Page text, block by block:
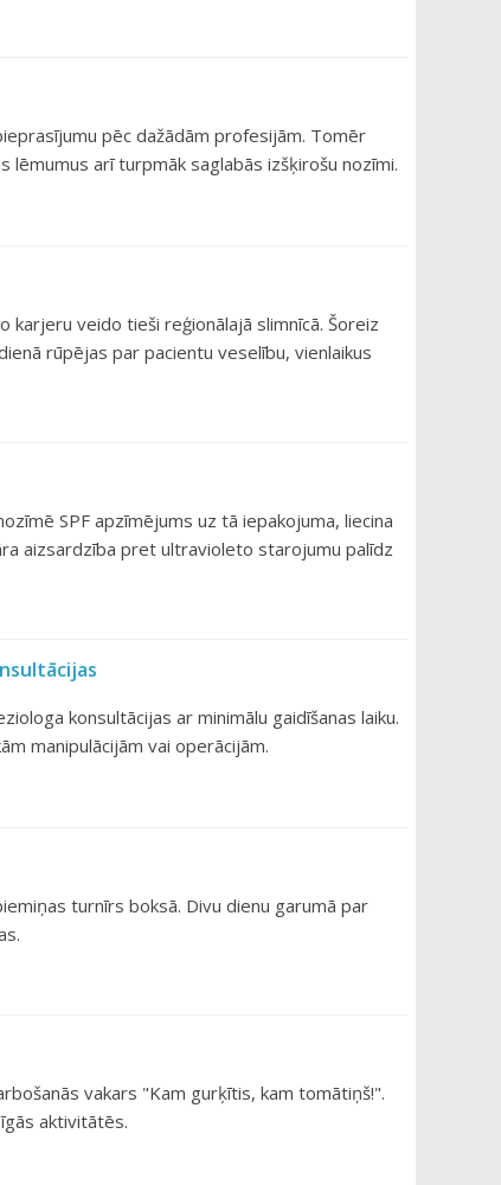
pēc dažādām profesijām. Tomēr
arī turpmāk saglabās izšķirošu nozīmi.
karjeru veido tieši reģionālajā slimnīcā. Šoreiz
rūpējas par pacientu veselību, vienlaikus
SPF apzīmējums uz tā iepakojuma, liecina
aizsardzība pret ultravioleto starojumu palīdz
konsultācijas ar minimālu gaidīšanas laiku.
manipulācijām vai operācijām.
turnīrs boksā. Divu dienu garumā par
vakars "Kam gurķītis, kam tomātiņš!".
aktivitātēs.